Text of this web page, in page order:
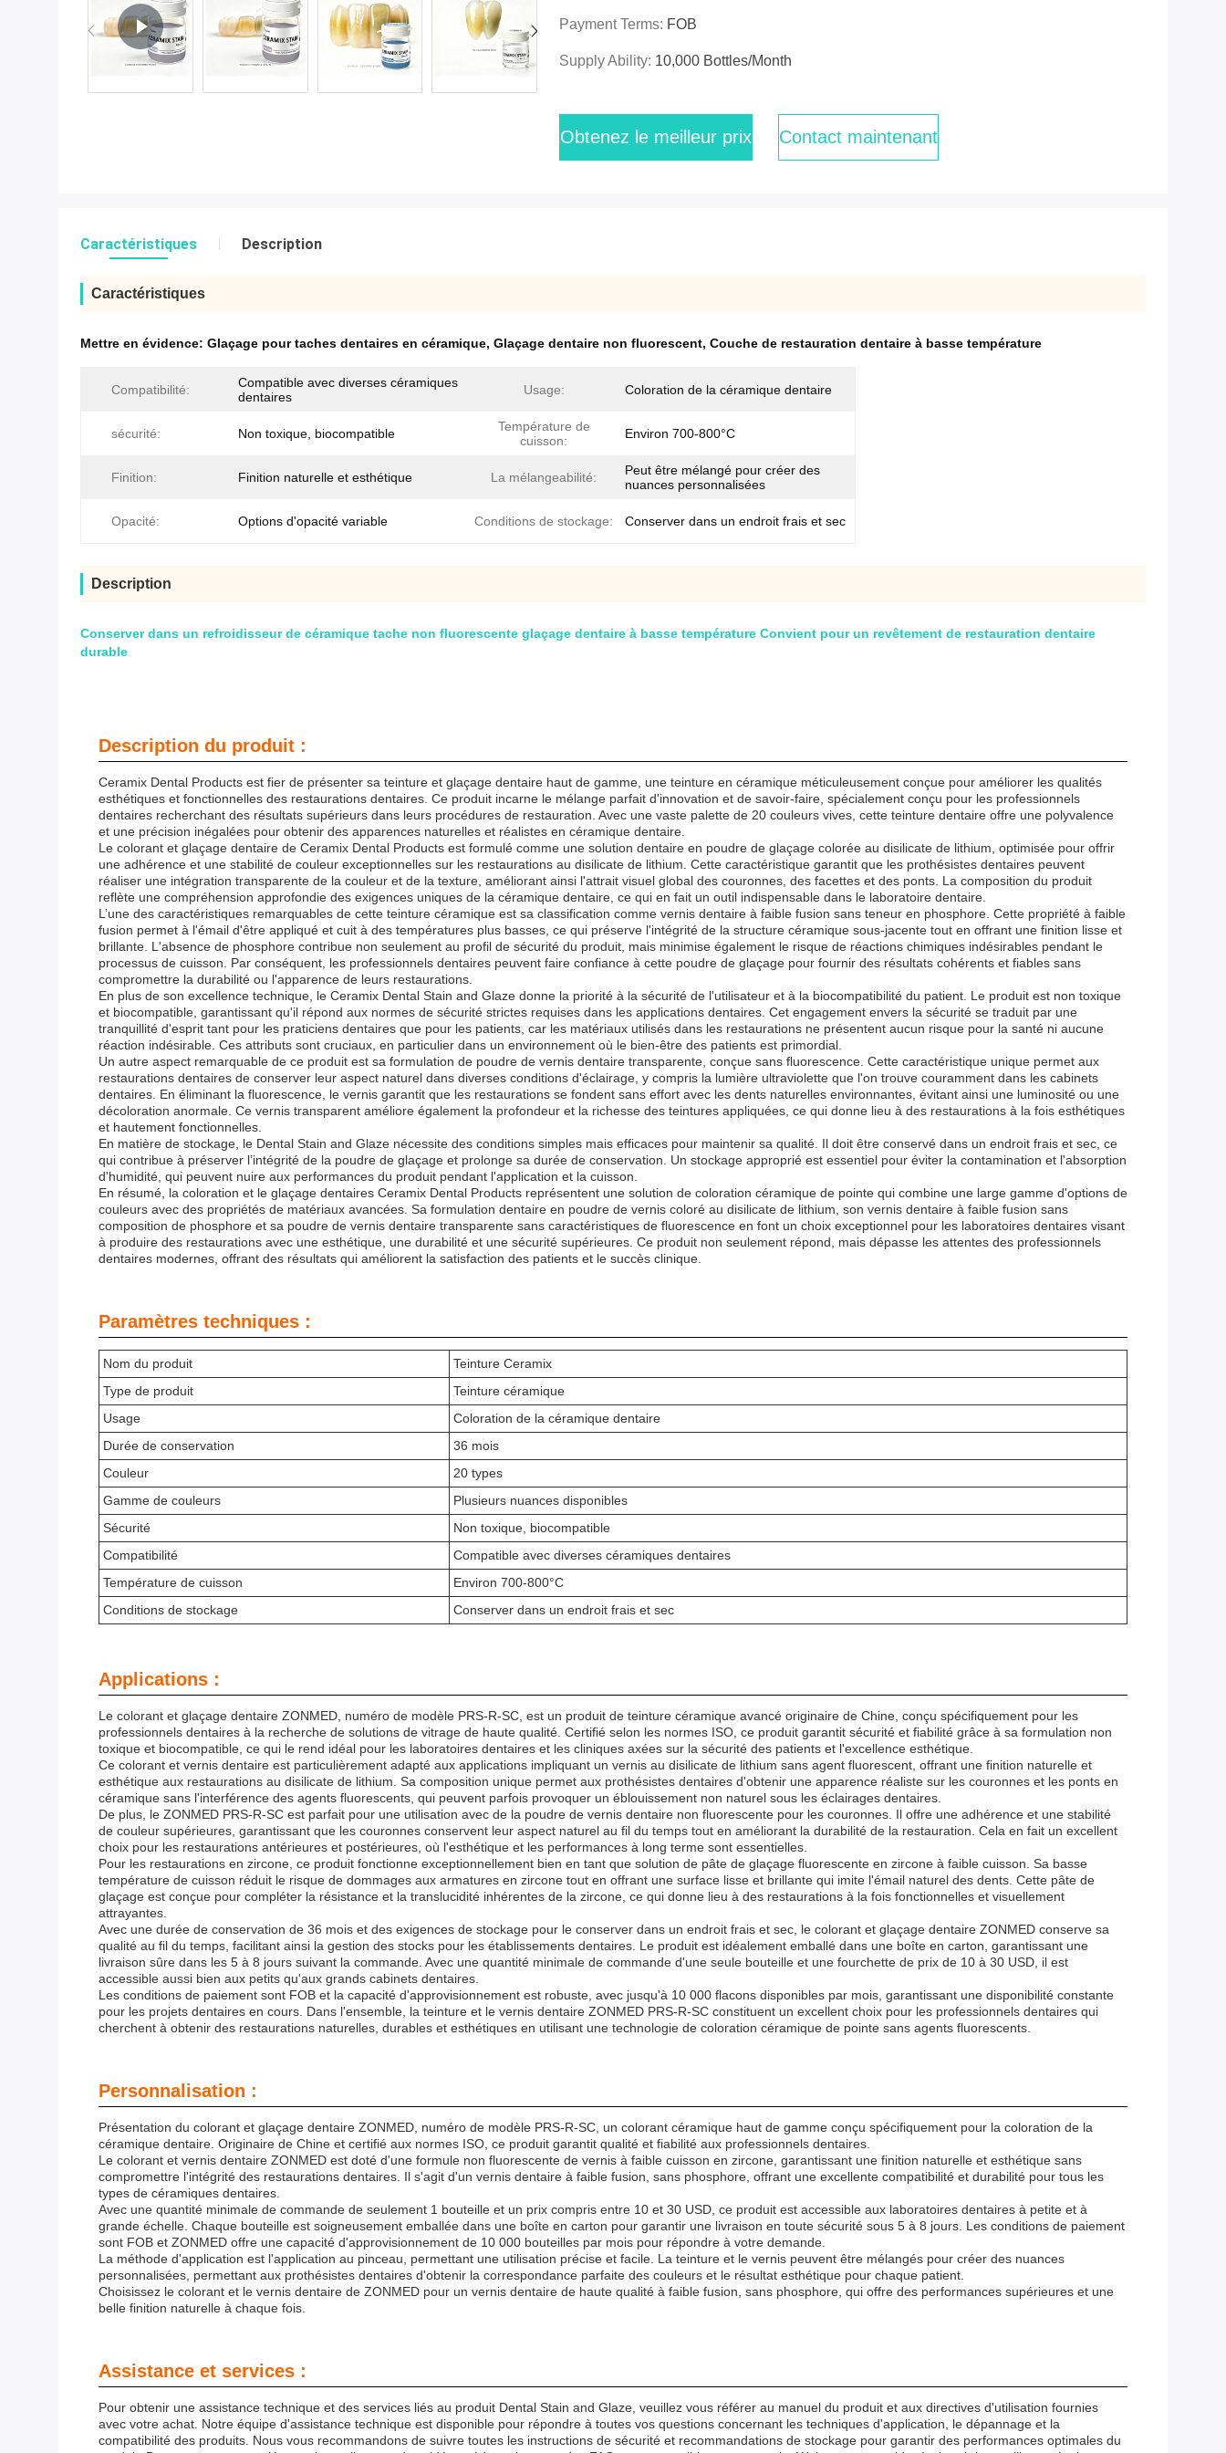
Payment Terms: FOB
Supply Ability: 10,000 Bottles/month
Obtenez le meilleur prix Contact maintenant
Caractéristiques Description
Caractéristiques
Mettre en évidence: Glaçage pour taches dentaires en céramique, Glaçage dentaire non fluorescent, Couche de restauration dentaire à basse température
Compatibilité:
Compatible avec diverses céramiques
dentaires
Usage: Coloration de la céramique dentaire
sécurité: Non toxique, biocompatible
Température de
cuisson:
Environ 700-800°C
Finition: Finition naturelle et esthétique La mélangeabilité:
Peut être mélangé pour créer des
nuances personnalisées
Opacité: Options d'opacité variable Conditions de stockage: Conserver dans un endroit frais et sec
Description
Conserver dans un refroidisseur de céramique tache non fluorescente glaçage dentaire à basse température Convient pour un revêtement de restauration dentaire
durable
Description du produit :
Ceramix Dental Products est fier de présenter sa teinture et glaçage dentaire haut de gamme, une teinture en céramique méticuleusement conçue pour améliorer les qualités
esthétiques et fonctionnelles des restaurations dentaires. Ce produit incarne le mélange parfait d'innovation et de savoir-faire, spécialement conçu pour les professionnels
dentaires recherchant des résultats supérieurs dans leurs procédures de restauration. Avec une vaste palette de 20 couleurs vives, cette teinture dentaire offre une polyvalence
et une précision inégalées pour obtenir des apparences naturelles et réalistes en céramique dentaire.
Le colorant et glaçage dentaire de Ceramix Dental Products est formulé comme une solution dentaire en poudre de glaçage colorée au disilicate de lithium, optimisée pour offrir
une adhérence et une stabilité de couleur exceptionnelles sur les restaurations au disilicate de lithium. Cette caractéristique garantit que les prothésistes dentaires peuvent
réaliser une intégration transparente de la couleur et de la texture, améliorant ainsi l'attrait visuel global des couronnes, des facettes et des ponts. La composition du produit
reflète une compréhension approfondie des exigences uniques de la céramique dentaire, ce qui en fait un outil indispensable dans le laboratoire dentaire.
L’une des caractéristiques remarquables de cette teinture céramique est sa classification comme vernis dentaire à faible fusion sans teneur en phosphore. Cette propriété à faible
fusion permet à l'émail d'être appliqué et cuit à des températures plus basses, ce qui préserve l'intégrité de la structure céramique sous-jacente tout en offrant une finition lisse et
brillante. L'absence de phosphore contribue non seulement au profil de sécurité du produit, mais minimise également le risque de réactions chimiques indésirables pendant le
processus de cuisson. Par conséquent, les professionnels dentaires peuvent faire confiance à cette poudre de glaçage pour fournir des résultats cohérents et fiables sans
compromettre la durabilité ou l'apparence de leurs restaurations.
En plus de son excellence technique, le Ceramix Dental Stain and Glaze donne la priorité à la sécurité de l'utilisateur et à la biocompatibilité du patient. Le produit est non toxique
et biocompatible, garantissant qu'il répond aux normes de sécurité strictes requises dans les applications dentaires. Cet engagement envers la sécurité se traduit par une
tranquillité d'esprit tant pour les praticiens dentaires que pour les patients, car les matériaux utilisés dans les restaurations ne présentent aucun risque pour la santé ni aucune
réaction indésirable. Ces attributs sont cruciaux, en particulier dans un environnement où le bien-être des patients est primordial.
Un autre aspect remarquable de ce produit est sa formulation de poudre de vernis dentaire transparente, conçue sans fluorescence. Cette caractéristique unique permet aux
restaurations dentaires de conserver leur aspect naturel dans diverses conditions d'éclairage, y compris la lumière ultraviolette que l'on trouve couramment dans les cabinets
dentaires. En éliminant la fluorescence, le vernis garantit que les restaurations se fondent sans effort avec les dents naturelles environnantes, évitant ainsi une luminosité ou une
décoloration anormale. Ce vernis transparent améliore également la profondeur et la richesse des teintures appliquées, ce qui donne lieu à des restaurations à la fois esthétiques
et hautement fonctionnelles.
En matière de stockage, le Dental Stain and Glaze nécessite des conditions simples mais efficaces pour maintenir sa qualité. Il doit être conservé dans un endroit frais et sec, ce
qui contribue à préserver l’intégrité de la poudre de glaçage et prolonge sa durée de conservation. Un stockage approprié est essentiel pour éviter la contamination et l'absorption
d'humidité, qui peuvent nuire aux performances du produit pendant l'application et la cuisson.
En résumé, la coloration et le glaçage dentaires Ceramix Dental Products représentent une solution de coloration céramique de pointe qui combine une large gamme d'options de
couleurs avec des propriétés de matériaux avancées. Sa formulation dentaire en poudre de vernis coloré au disilicate de lithium, son vernis dentaire à faible fusion sans
composition de phosphore et sa poudre de vernis dentaire transparente sans caractéristiques de fluorescence en font un choix exceptionnel pour les laboratoires dentaires visant
à produire des restaurations avec une esthétique, une durabilité et une sécurité supérieures. Ce produit non seulement répond, mais dépasse les attentes des professionnels
dentaires modernes, offrant des résultats qui améliorent la satisfaction des patients et le succès clinique.
Paramètres techniques :
Nom du produit
Teinture Ceramix
Type de produit
Teinture céramique
Usage
Coloration de la céramique dentaire
Durée de conservation
36 mois
Couleur
20 types
Gamme de couleurs
Plusieurs nuances disponibles
Sécurité
Non toxique, biocompatible
Compatibilité
Compatible avec diverses céramiques dentaires
Température de cuisson
Environ 700-800°C
Conditions de stockage
Conserver dans un endroit frais et sec
Applications :
Le colorant et glaçage dentaire ZONMED, numéro de modèle PRS-R-SC, est un produit de teinture céramique avancé originaire de Chine, conçu spécifiquement pour les
professionnels dentaires à la recherche de solutions de vitrage de haute qualité. Certifié selon les normes ISO, ce produit garantit sécurité et fiabilité grâce à sa formulation non
toxique et biocompatible, ce qui le rend idéal pour les laboratoires dentaires et les cliniques axées sur la sécurité des patients et l'excellence esthétique.
Ce colorant et vernis dentaire est particulièrement adapté aux applications impliquant un vernis au disilicate de lithium sans agent fluorescent, offrant une finition naturelle et
esthétique aux restaurations au disilicate de lithium. Sa composition unique permet aux prothésistes dentaires d'obtenir une apparence réaliste sur les couronnes et les ponts en
céramique sans l'interférence des agents fluorescents, qui peuvent parfois provoquer un éblouissement non naturel sous les éclairages dentaires.
De plus, le ZONMED PRS-R-SC est parfait pour une utilisation avec de la poudre de vernis dentaire non fluorescente pour les couronnes. Il offre une adhérence et une stabilité
de couleur supérieures, garantissant que les couronnes conservent leur aspect naturel au fil du temps tout en améliorant la durabilité de la restauration. Cela en fait un excellent
choix pour les restaurations antérieures et postérieures, où l'esthétique et les performances à long terme sont essentielles.
Pour les restaurations en zircone, ce produit fonctionne exceptionnellement bien en tant que solution de pâte de glaçage fluorescente en zircone à faible cuisson. Sa basse
température de cuisson réduit le risque de dommages aux armatures en zircone tout en offrant une surface lisse et brillante qui imite l'émail naturel des dents. Cette pâte de
glaçage est conçue pour compléter la résistance et la translucidité inhérentes de la zircone, ce qui donne lieu à des restaurations à la fois fonctionnelles et visuellement
attrayantes.
Avec une durée de conservation de 36 mois et des exigences de stockage pour le conserver dans un endroit frais et sec, le colorant et glaçage dentaire ZONMED conserve sa
qualité au fil du temps, facilitant ainsi la gestion des stocks pour les établissements dentaires. Le produit est idéalement emballé dans une boîte en carton, garantissant une
livraison sûre dans les 5 à 8 jours suivant la commande. Avec une quantité minimale de commande d'une seule bouteille et une fourchette de prix de 10 à 30 USD, il est
accessible aussi bien aux petits qu'aux grands cabinets dentaires.
Les conditions de paiement sont FOB et la capacité d'approvisionnement est robuste, avec jusqu'à 10 000 flacons disponibles par mois, garantissant une disponibilité constante
pour les projets dentaires en cours. Dans l'ensemble, la teinture et le vernis dentaire ZONMED PRS-R-SC constituent un excellent choix pour les professionnels dentaires qui
cherchent à obtenir des restaurations naturelles, durables et esthétiques en utilisant une technologie de coloration céramique de pointe sans agents fluorescents.
Personnalisation :
Présentation du colorant et glaçage dentaire ZONMED, numéro de modèle PRS-R-SC, un colorant céramique haut de gamme conçu spécifiquement pour la coloration de la
céramique dentaire. Originaire de Chine et certifié aux normes ISO, ce produit garantit qualité et fiabilité aux professionnels dentaires.
Le colorant et vernis dentaire ZONMED est doté d'une formule non fluorescente de vernis à faible cuisson en zircone, garantissant une finition naturelle et esthétique sans
compromettre l'intégrité des restaurations dentaires. Il s'agit d'un vernis dentaire à faible fusion, sans phosphore, offrant une excellente compatibilité et durabilité pour tous les
types de céramiques dentaires.
Avec une quantité minimale de commande de seulement 1 bouteille et un prix compris entre 10 et 30 USD, ce produit est accessible aux laboratoires dentaires à petite et à
grande échelle. Chaque bouteille est soigneusement emballée dans une boîte en carton pour garantir une livraison en toute sécurité sous 5 à 8 jours. Les conditions de paiement
sont FOB et ZONMED offre une capacité d'approvisionnement de 10 000 bouteilles par mois pour répondre à votre demande.
La méthode d'application est l'application au pinceau, permettant une utilisation précise et facile. La teinture et le vernis peuvent être mélangés pour créer des nuances
personnalisées, permettant aux prothésistes dentaires d'obtenir la correspondance parfaite des couleurs et le résultat esthétique pour chaque patient.
Choisissez le colorant et le vernis dentaire de ZONMED pour un vernis dentaire de haute qualité à faible fusion, sans phosphore, qui offre des performances supérieures et une
belle finition naturelle à chaque fois.
Assistance et services :
Pour obtenir une assistance technique et des services liés au produit Dental Stain and Glaze, veuillez vous référer au manuel du produit et aux directives d'utilisation fournies
avec votre achat. Notre équipe d'assistance technique est disponible pour répondre à toutes vos questions concernant les techniques d'application, le dépannage et la
compatibilité des produits. Nous vous recommandons de suivre toutes les instructions de sécurité et recommandations de stockage pour garantir des performances optimales du